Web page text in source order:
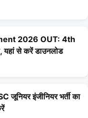
2026 OUT: 4th
से करें डाउनलोड
इंजीनियर भर्ती का